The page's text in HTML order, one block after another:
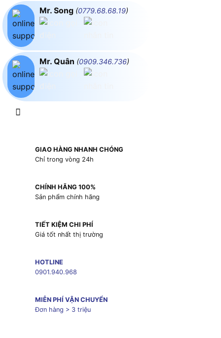
Mr. Song (0779.68.68.19)
Mr. Quân (0909.346.736)
GIAO HÀNG NHANH CHÓNG
Chỉ trong vòng 24h
CHÍNH HÃNG 100%
Sản phẩm chính hãng
TIẾT KIỆM CHI PHÍ
Giá tốt nhất thị trường
HOTLINE
0901.940.968
MIỄN PHÍ VẬN CHUYỂN
Đơn hàng > 3 triệu